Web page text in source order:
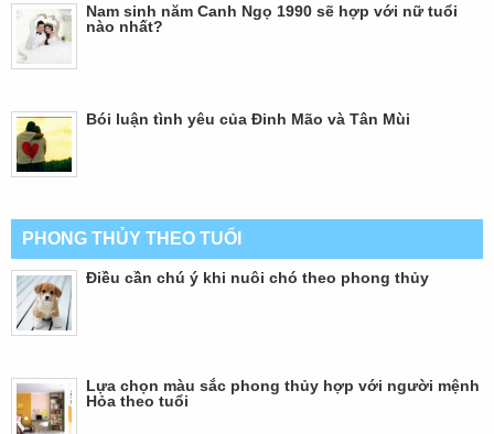
Nam sinh năm Canh Ngọ 1990 sẽ hợp với nữ tuổi
nào nhất?
Bói luận tình yêu của Đinh Mão và Tân Mùi
PHONG THỦY THEO TUỔI
Điều cần chú ý khi nuôi chó theo phong thủy
Lựa chọn màu sắc phong thủy hợp với người mệnh
Hỏa theo tuổi